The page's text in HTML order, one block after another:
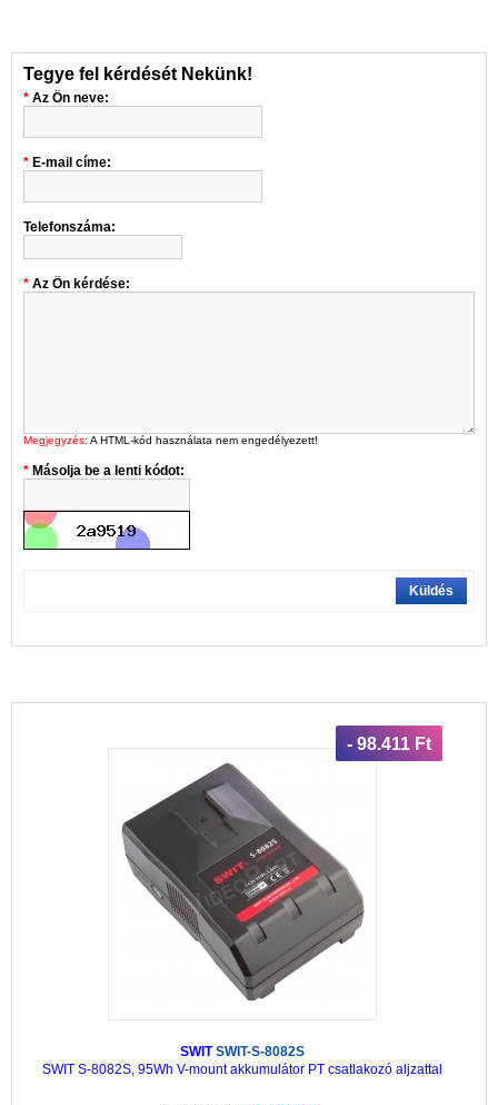
Tegye fel kérdését Nekünk!
Az Ön neve:
E-mail címe:
Telefonszáma:
Az Ön kérdése:
Megjegyzés: A HTML-kód használata nem engedélyezett!
Másolja be a lenti kódot:
Küldés
- 98.411 Ft
SWITSWIT-S-8082S
SWIT S-8082S, 95Wh V-mount akkumulátor PT csatlakozó aljzattal